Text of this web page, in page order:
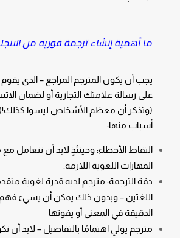
ما أهمية إنشاء ترجمة فوريه من
يجب أن يكون المترجم المراجع – الذي يقوم
على رسالة علامتك التجارية أو لضمان
(وتذكر أن معظم الأشخاص ليسوا
أسباب منها:
التقاط الأخطاء: وحينئذٍ لابد أن تتعامل
المهارات اللغوية اللازمة.
دقة الترجمة: مترجم لديه قدرة لغوية
اللغتين – وبدون ذلك يمكن أن يسيء
الدقيقة في المعنى أو يفوتها
مترجم يولي اهتمامًا بالتفاصيل – لابد